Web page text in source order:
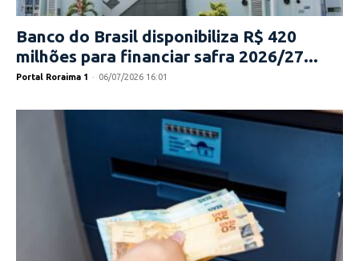
Banco do Brasil disponibiliza R$ 420
milhões para financiar safra 2026/27...
Portal Roraima 1 - 06/07/2026 16:01